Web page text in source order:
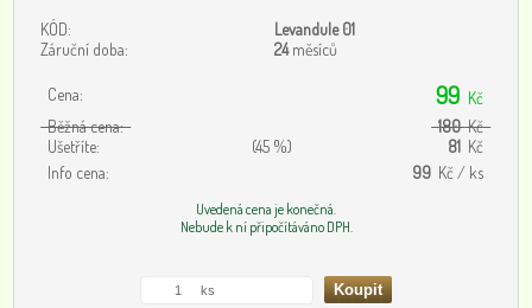
KÓD:
Levandule 01
Záruční doba:
24měsíců
Cena: 99 Kč
Běžná cena:
180Kč
Ušetříte:
(45 %) 81 Kč
Info cena:
99 Kč / ks
Uvedená cena je konečná.
Nebude k ní připočítáváno DPH.